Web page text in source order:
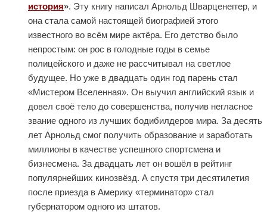
история». Эту книгу написал Арнольд Шварценеггер, и
она стала самой настоящей биографией этого
известного во всём мире актёра. Его детство было
непростым: он рос в голодные годы в семье
полицейского и даже не рассчитывал на светлое
будущее. Но уже в двадцать один год парень стал
«Мистером Вселенная». Он выучил английский язык и
довел своё тело до совершенства, получив негласное
звание одного из лучших бодибилдеров мира. За десять
лет Арнольд смог получить образование и заработать
миллионы в качестве успешного спортсмена и
бизнесмена. За двадцать лет он вошёл в рейтинг
популярнейших кинозвёзд. А спустя три десятилетия
после приезда в Америку «терминатор» стал
губернатором одного из штатов.